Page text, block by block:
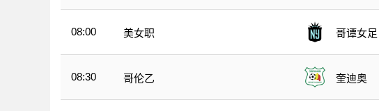
08:00 美女职 哥谭女足
08:30 哥伦乙 奎迪奥